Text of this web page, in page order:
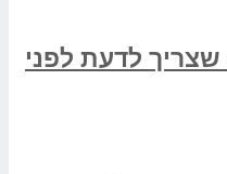
לדעת לפני